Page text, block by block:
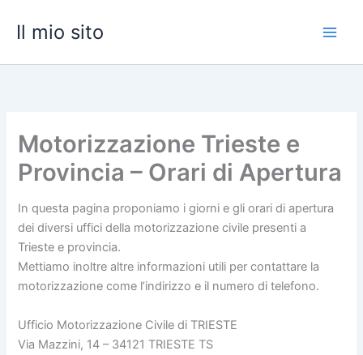
Il mio sito
Motorizzazione Trieste e
Provincia – Orari di Apertura
In questa pagina proponiamo i giorni e gli orari di apertura
dei diversi uffici della motorizzazione civile presenti a
Trieste e provincia.
Mettiamo inoltre altre informazioni utili per contattare la
motorizzazione come l’indirizzo e il numero di telefono.
Ufficio Motorizzazione Civile di TRIESTE
Via Mazzini, 14 – 34121 TRIESTE TS